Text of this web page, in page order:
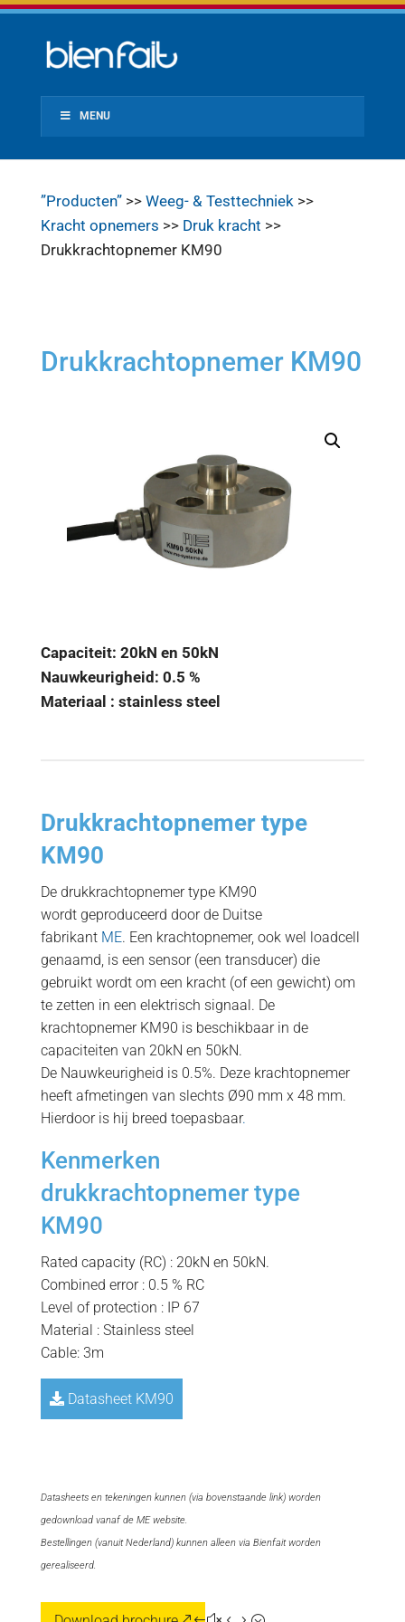
MENU
”Producten”>> Weeg- & Testtechniek>>
Kracht opnemers >> Druk kracht >>
Drukkrachtopnemer KM90
Drukkrachtopnemer KM90
Capaciteit: 20kN en 50kN
Nauwkeurigheid: 0.5 %
Materiaal : stainless steel
Drukkrachtopnemer type
KM90
De drukkrachtopnemer type KM90
wordt geproduceerd door de Duitse
fabrikant ME. Een krachtopnemer, ook wel loadcell
genaamd, is een sensor (een transducer) die
gebruikt wordt om een kracht (of een gewicht) om
te zetten in een elektrisch signaal. De
krachtopnemer KM90 is beschikbaar in de
capaciteiten van 20kN en 50kN.
De Nauwkeurigheid is 0.5%. Deze krachtopnemer
heeft afmetingen van slechts Ø90 mm x 48 mm.
Hierdoor is hij breed toepasbaar.
Kenmerken
drukkrachtopnemer type
KM90
Rated capacity (RC) : 20kN en 50kN.
Combined error : 0.5 % RC
Level of protection : IP 67
Material : Stainless steel
Cable: 3m
Datasheet KM90
Datasheets en tekeningen kunnen (via bovenstaande link) worden
gedownload vanaf de ME website.
Bestellingen (vanuit Nederland) kunnen alleen via Bienfait worden
gerealiseerd.